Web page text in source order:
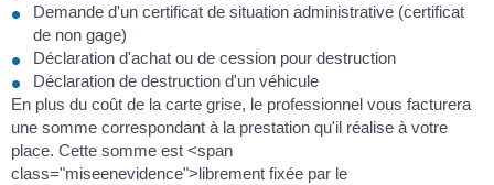
Demande d'un certificat de situation administrative (certificat
de non gage)
Déclaration d'achat ou de cession pour destruction
Déclaration de destruction d'un véhicule
En plus du coût de la carte grise, le professionnel vous facturera
une somme correspondant à la prestation qu'il réalise à votre
place. Cette somme est <span
class="miseenevidence">librement fixée par le